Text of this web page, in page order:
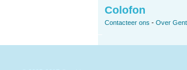
Colofon
Contacteer ons - Over